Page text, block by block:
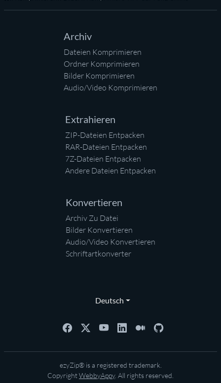
Startseite
Archiv
Dateien Komprimieren
Ordner Komprimieren
Bilder Komprimieren
Audio/Video Komprimieren
Extrahieren
ZIP-Dateien Entpacken
RAR-Dateien Entpacken
7Z-Dateien Entpacken
Andere Dateien Entpacken
Konvertieren
Archiv Zu Datei
Bilder Konvertieren
Audio/Video Konvertieren
Schriftartkonverter
Deutsch
ezyZip® is a registered trademark.
CopyrightWebbyAppy. All rights reserved.